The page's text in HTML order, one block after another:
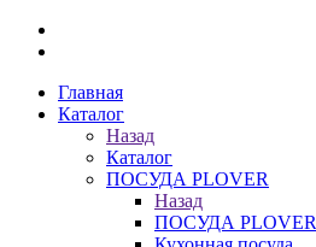
Главная
Каталог
Назад
Каталог
ПОСУДА PLOVER
Назад
ПОСУДА PLOVER